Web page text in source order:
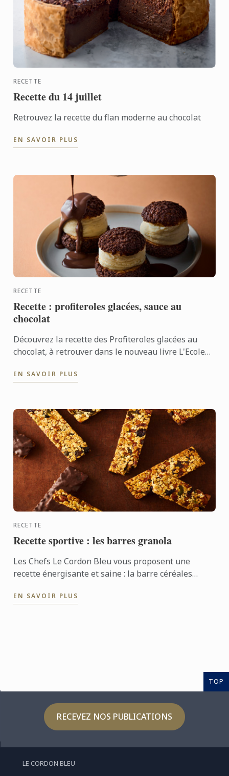
RECETTE
Recette du 14 juillet
Retrouvez la recette du flan moderne au chocolat
EN SAVOIR PLUS
RECETTE
Recette : profiteroles glacées, sauce au
chocolat
Découvrez la recette des Profiteroles glacées au
chocolat, à retrouver dans le nouveau livre L'Ecole
EN SAVOIR PLUS
RECETTE
Recette sportive : les barres granola
Les Chefs Le Cordon Bleu vous proposent une
recette énergisante et saine : la barre céréales
EN SAVOIR PLUS
TOP
RECEVEZ NOS PUBLICATIONS
LE CORDON BLEU